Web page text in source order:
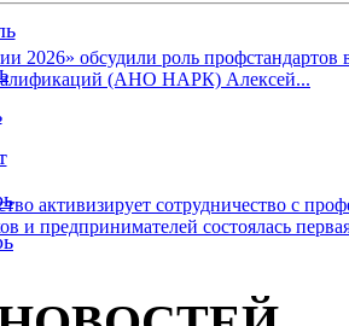
2026» обсудили роль
(АНО НАРК) Алексей...
активизирует сотрудничество с
и предпринимателей состоялась